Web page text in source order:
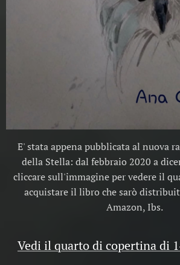
E' stata appena pubblicata al nuova
della Stella: dal febbraio 2020 a
cliccare sull'immagine per vedere il
acquistare il libro che sarò
Amazon, Ibs.
Vedi il quarto di copertina di